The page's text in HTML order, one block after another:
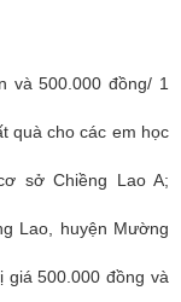
và 500.000 đồng/ 1
quà cho các em học
sở Chiềng Lao A;
Lao, huyện Mường
500.000 đồng và